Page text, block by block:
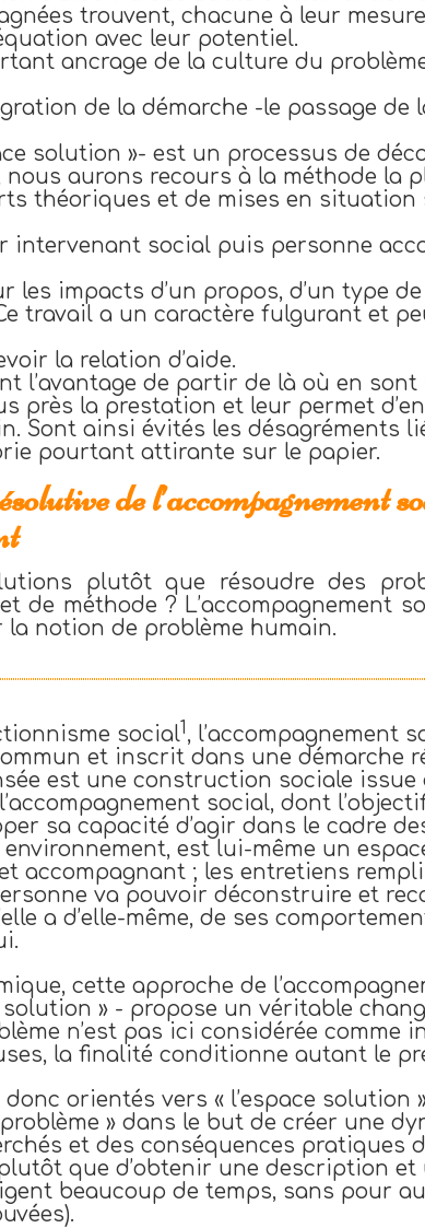
trouvent, chacune à leur
avec leur potentiel.
ancrage de la culture du
de la démarche -le passage de
solution »- est un processus de
nous aurons recours à la méthode la
théoriques et de mises en situation
intervenant social puis personne
les impacts d’un propos, d’un type
travail a un caractère fulgurant et
la relation d’aide.
l’avantage de partir de là où en
près la prestation et leur permet
Sont ainsi évités les désagréments
pourtant attirante sur le papier.
de l’accompagnement
plutôt que résoudre des
de méthode ? L’accompagnement
notion de problème humain.
social1, l’accompagnement
et inscrit dans une démarche
est une construction sociale issue
social, dont
sa capacité d’agir dans le cadre
est lui-même un
accompagnant ; les entretiens
va pouvoir déconstruire et
a d’elle-même, de ses
cette approche de
» - propose un véritable
n’est pas ici considérée comme
la finalité conditionne autant le
orientés vers « l’espace solution
problème » dans le but de créer une
et des conséquences pratiques
que d’obtenir une description et
beaucoup de temps, sans pour